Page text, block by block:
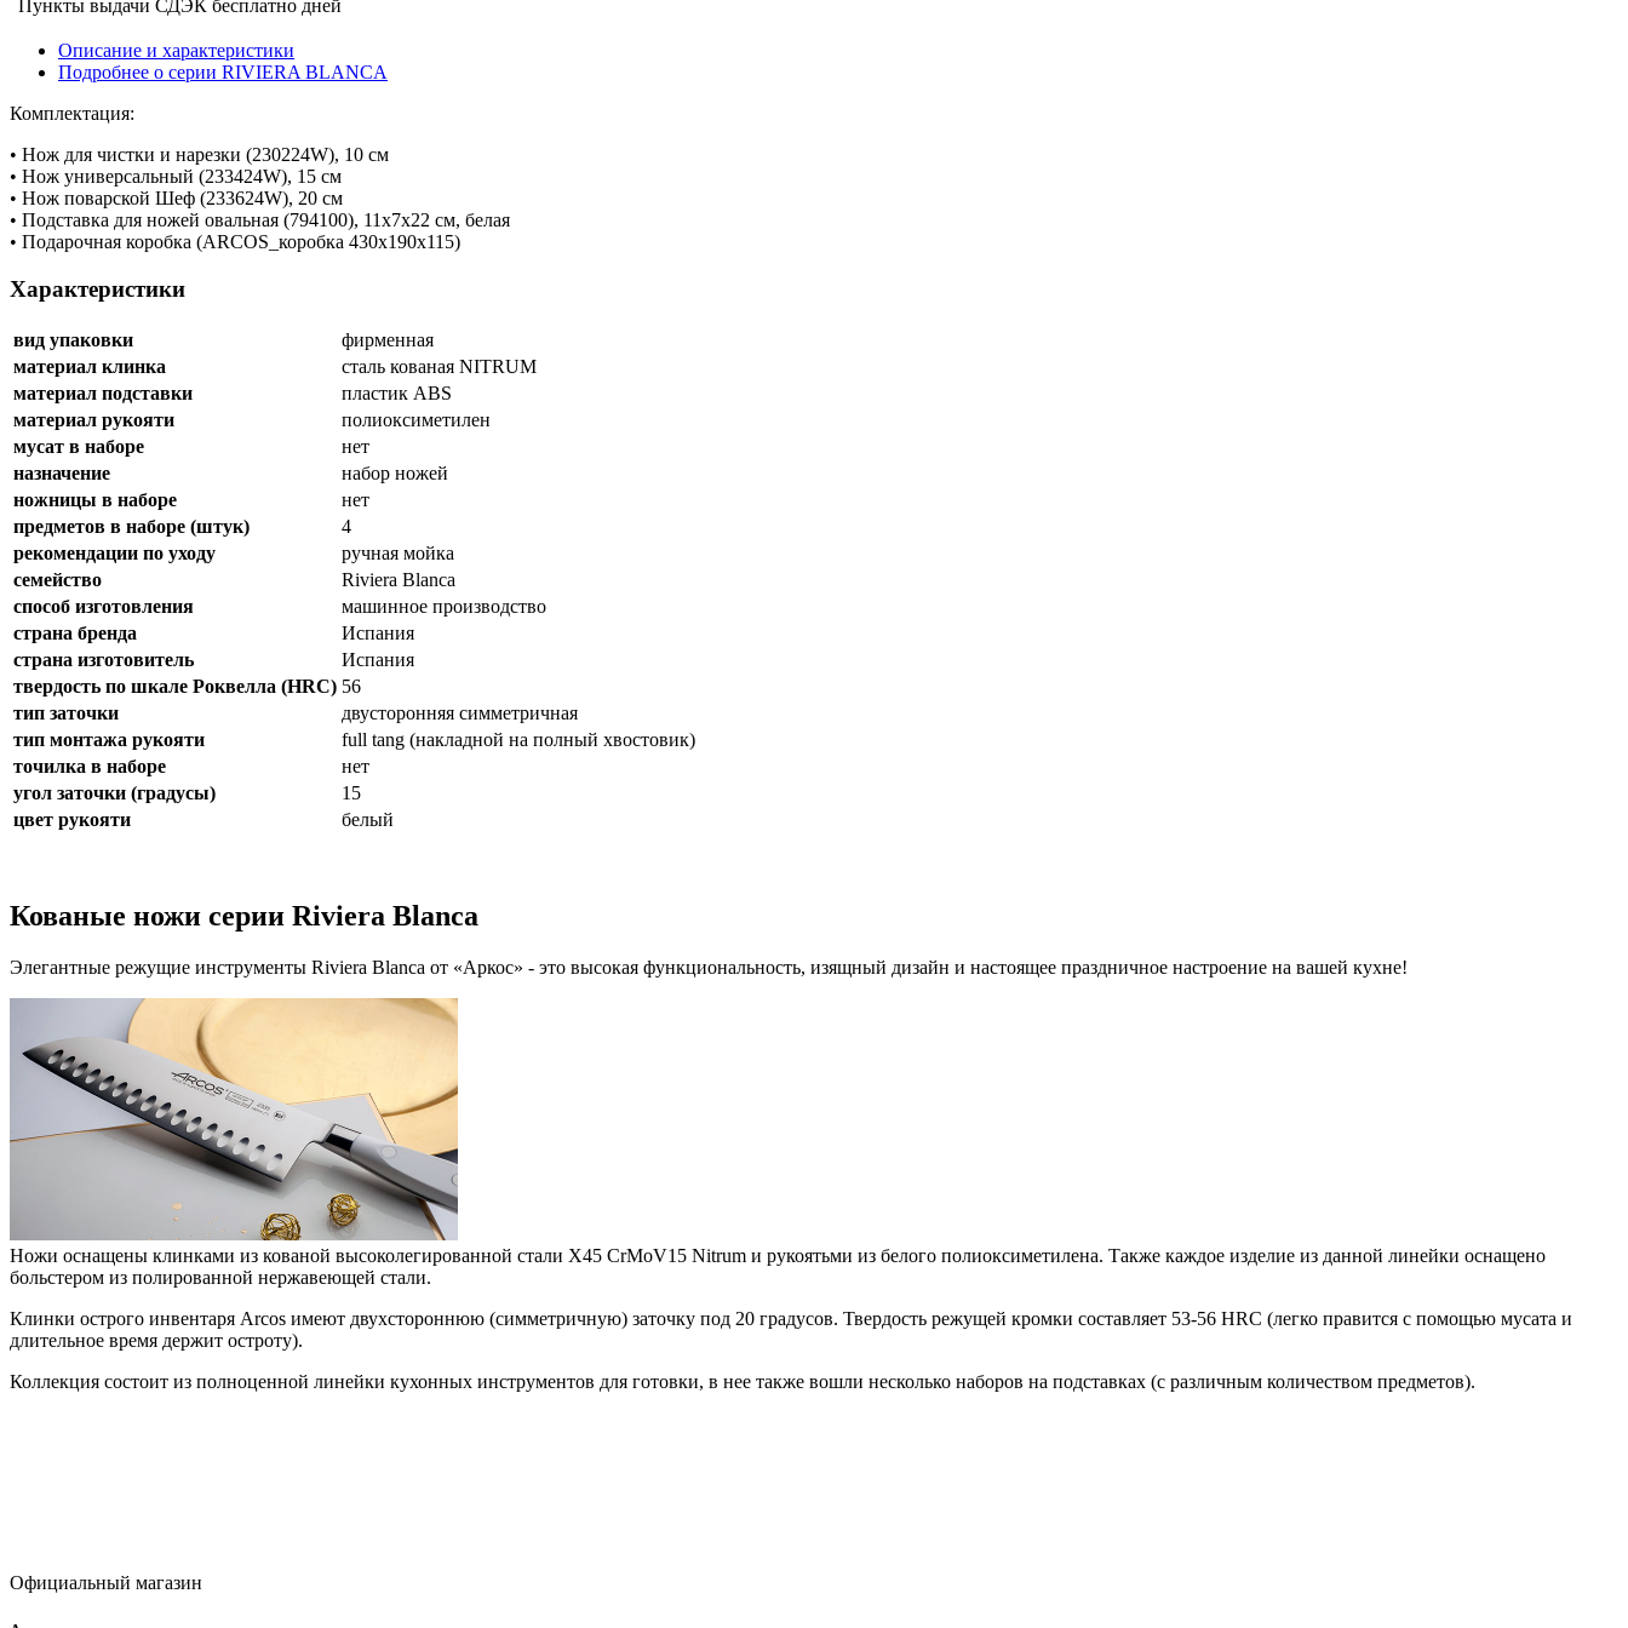
Пункты выдачи СДЭК бесплатно дней
Описание и характеристики
Подробнее о серии RIVIERA BLANCA
Комплектация:
• Нож для чистки и нарезки (230224W), 10 см
• Нож универсальный (233424W), 15 см
• Нож поварской Шеф (233624W), 20 см
• Подставка для ножей овальная (794100), 11х7х22 см, белая
• Подарочная коробка (ARCOS_коробка 430х190х115)
Характеристики
вид упаковки
фирменная
материал клинка
сталь кованая NITRUM
материал подставки
пластик ABS
материал рукояти
полиоксиметилен
мусат в наборе
нет
назначение
набор ножей
ножницы в наборе
нет
предметов в наборе (штук)
4
рекомендации по уходу
ручная мойка
семейство
Riviera Blanca
способ изготовления
машинное производство
страна бренда
Испания
страна изготовитель
Испания
твердость по шкале Роквелла (HRC) 56
тип заточки
двусторонняя симметричная
тип монтажа рукояти
full tang (накладной на полный хвостовик)
точилка в наборе
нет
угол заточки (градусы)
15
цвет рукояти
белый
Кованые ножи серии Riviera Blanca
Элегантные режущие инструменты Riviera Blanca от «Аркос» - это высокая функциональность, изящный дизайн и настоящее праздничное настроение на вашей кухне!
Ножи оснащены клинками из кованой высоколегированной стали X45 CrMoV15 Nitrum и рукоятьми из белого полиоксиметилена. Также каждое изделие из данной линейки оснащено
больстером из полированной нержавеющей стали.
Клинки острого инвентаря Arcos имеют двухстороннюю (симметричную) заточку под 20 градусов. Твердость режущей кромки составляет 53-56 HRC (легко правится с помощью мусата и
длительное время держит остроту).
Коллекция состоит из полноценной линейки кухонных инструментов для готовки, в нее также вошли несколько наборов на подставках (с различным количеством предметов).
Официальный магазин